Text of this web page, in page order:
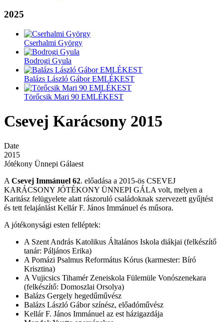
2025
Cserhalmi György
Bodrogi Gyula
Balázs László Gábor EMLÉKEST
Törőcsik Mari 90 EMLÉKEST
Csevej Karácsony 2015
Date
2015
Jótékony Ünnepi Gálaest
A Csevej Immánuel 62. előadása a 2015-ös CSEVEJ
KARÁCSONY JÓTÉKONY ÜNNEPI GÁLA volt, melyen a
Karitász felügyelete alatt rászoruló családoknak szervezett gyűjtést
és tett felajánlást Kellár F. János Immánuel és műsora.
A jótékonysági esten felléptek:
A Szent András Katolikus Általános Iskola diákjai (felkészítő
tanár: Páljános Erika)
A Pomázi Psalmus Református Kórus (karmester: Bíró
Krisztina)
A Vujicsics Tihamér Zeneiskola Fülemüle Vonószenekara
(felkészítő: Domoszlai Orsolya)
Balázs Gergely hegedűművész
Balázs László Gábor színész, előadóművész
Kellár F. János Immánuel az est házigazdája